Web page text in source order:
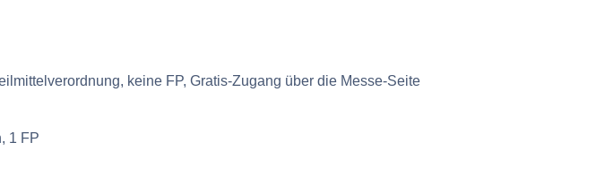
keine FP, Gratis-Zugang über die Messe-Seite
1 FP